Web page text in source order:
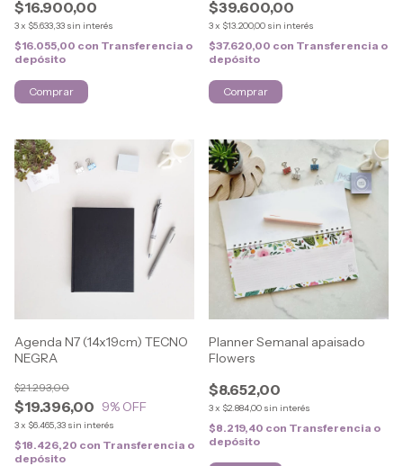
$16.900,00
3x $5.633,33 sin interés
$16.055,00 con Transferencia o
depósito
$39.600,00
3x $13.200,00 sin interés
$37.620,00 con Transferencia o
depósito
Comprar
Agenda N7 (14x19cm) TECNO
NEGRA
$19.396,00
$21.293,00
9% OFF
3x $6.465,33 sin interés
$18.426,20 con Transferencia o
depósito
Planner Semanal apaisado
Flowers
$8.652,00
3x $2.884,00 sin interés
$8.219,40 con Transferencia o
depósito